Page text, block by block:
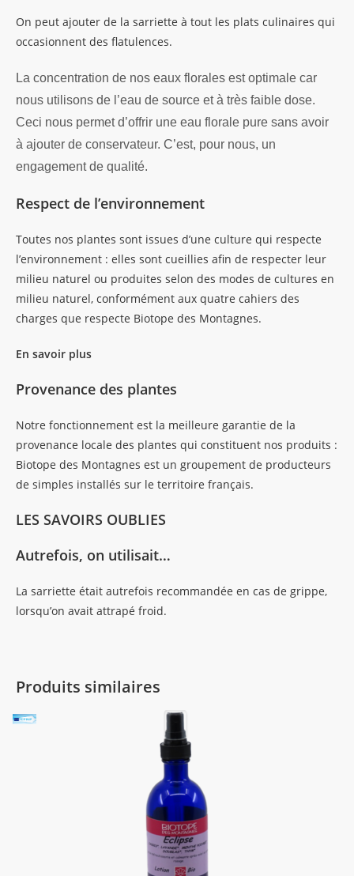
On peut ajouter de la sarriette à tout les plats culinaires qui
occasionnent des flatulences.
La concentration de nos eaux florales est optimale car
nous utilisons de l’eau de source et à très faible dose.
Ceci nous permet d’offrir une eau florale pure sans avoir
à ajouter de conservateur. C’est, pour nous, un
engagement de qualité.
Respect de l’environnement
Toutes nos plantes sont issues d’une culture qui respecte
l’environnement : elles sont cueillies afin de respecter leur
milieu naturel ou produites selon des modes de cultures en
milieu naturel, conformément aux quatre cahiers des
charges que respecte Biotope des Montagnes.
En savoir plus
Provenance des plantes
Notre fonctionnement est la meilleure garantie de la
provenance locale des plantes qui constituent nos produits :
Biotope des Montagnes est un groupement de producteurs
de simples installés sur le territoire français.
LES SAVOIRS OUBLIES
Autrefois, on utilisait…
La sarriette était autrefois recommandée en cas de grippe,
lorsqu’on avait attrapé froid.
Produits similaires